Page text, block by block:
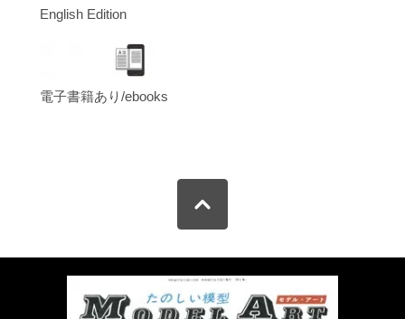
English Edition
電子書籍あり/ebooks